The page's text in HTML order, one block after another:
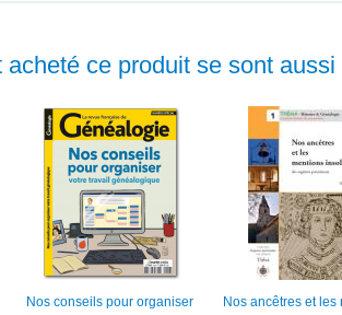
ce produit se sont
Nos conseils pour organiser
Nos ancêtres et les